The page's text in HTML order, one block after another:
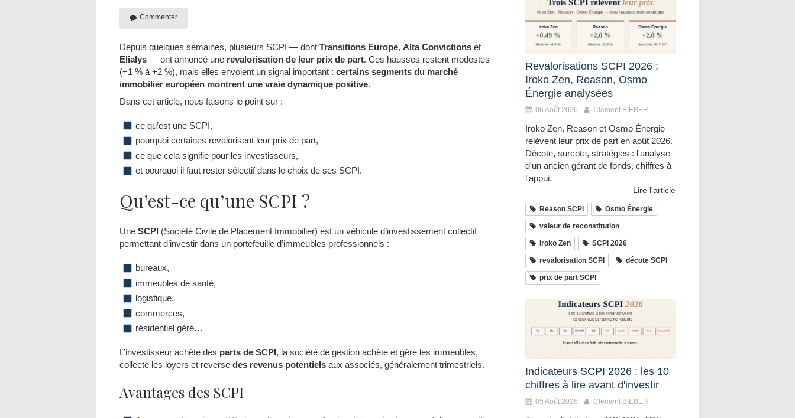
Commenter
Depuis quelques semaines, plusieurs SCPI — dont Transitions Europe, Alta Convictions et
Elialys — ont annoncé une revalorisation de leur prix de part. Ces hausses restent modestes
(+1 % à +2 %), mais elles envoient un signal important : certains segments du marché
immobilier européen montrent une vraie dynamique positive.
Dans cet article, nous faisons le point sur :
ce qu’est une SCPI,
pourquoi certaines revalorisent leur prix de part,
ce que cela signifie pour les investisseurs,
et pourquoi il faut rester sélectif dans le choix de ses SCPI.
Qu’est-ce qu’une SCPI ?
Une SCPI (Société Civile de Placement Immobilier) est un véhicule d’investissement collectif
permettant d’investir dans un portefeuille d’immeubles professionnels :
bureaux,
immeubles de santé,
logistique,
commerces,
résidentiel géré…
L’investisseur achète des parts de SCPI, la société de gestion achète et gère les immeubles,
collecte les loyers et reverse des revenus potentiels aux associés, généralement trimestriels.
Avantages des SCPI
Revalorisations SCPI 2026 :
Iroko Zen, Reason, Osmo
Énergie analysées
06 Août 2026 Clément BIEBER
Iroko Zen, Reason et Osmo Énergie
relèvent leur prix de part en août 2026.
Décote, surcote, stratégies : l'analyse
d'un ancien gérant de fonds, chiffres à
l'appui.
Lire l'article
Reason SCPI Osmo Énergie
valeur de reconstitution
Iroko Zen SCPI 2026
revalorisation SCPI décote SCPI
prix de part SCPI
Indicateurs SCPI 2026 : les 10
chiffres à lire avant d'investir
05 Août 2026 Clément BIEBER